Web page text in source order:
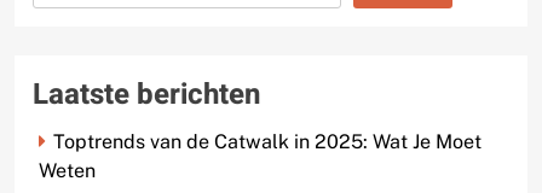
Laatste berichten
Toptrends van de Catwalk in 2025: Wat Je Moet
Weten